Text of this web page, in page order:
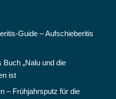
Guide – Aufschieberitis
„Nalu und die
ist
– Frühjahrsputz für die